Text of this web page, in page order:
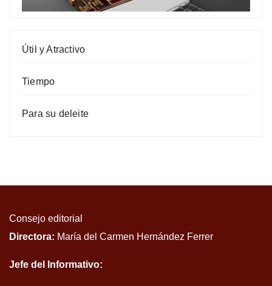
Útil y Atractivo
Tiempo
Para su deleite
Consejo editorial
Directora: María del Carmen Hernández Ferrer
Jefe del Informativo: